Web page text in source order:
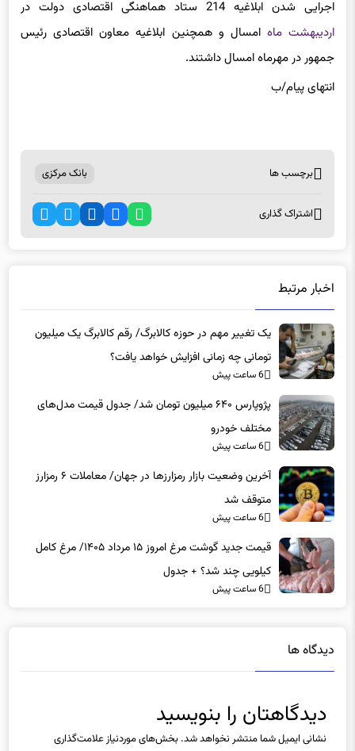
اجرایی شدن ابلاغیه 214 ستاد هماهنگی اقتصادی دولت در
اردیبهشت ماه امسال و همچنین ابلاغیه معاون اقتصادی رئیس
جمهور در مهرماه امسال داشتند.
انتهای پیام/ب
برچسب ها بانک مرکزی
اشتراک گذاری
اخبار مرتبط
یک تغییر مهم در حوزه کالابرگ/ رقم کالابرگ یک میلیون
تومانی چه زمانی افزایش خواهد یافت؟
6 ساعت پیش
پژوپارس ۶۴۰ میلیون تومان شد/ جدول قیمت مدل‌های
مختلف خودرو
6 ساعت پیش
آخرین وضعیت بازار رمزارزها در جهان/ معاملات ۶ رمزارز
متوقف شد
6 ساعت پیش
قیمت جدید گوشت مرغ امروز ۱۵ مرداد ۱۴۰۵/ مرغ کامل
کیلویی چند شد؟ + جدول
6 ساعت پیش
دیدگاه ها
دیدگاهتان را بنویسید
نشانی ایمیل شما منتشر نخواهد شد. بخش‌های موردنیاز علامت‌گذاری